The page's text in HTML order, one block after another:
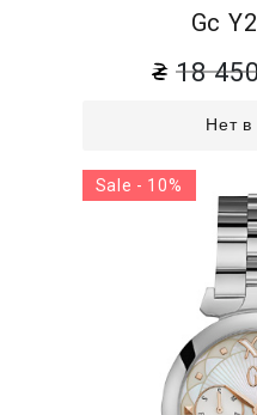
Gc
18
Нет в
Sale - 10%